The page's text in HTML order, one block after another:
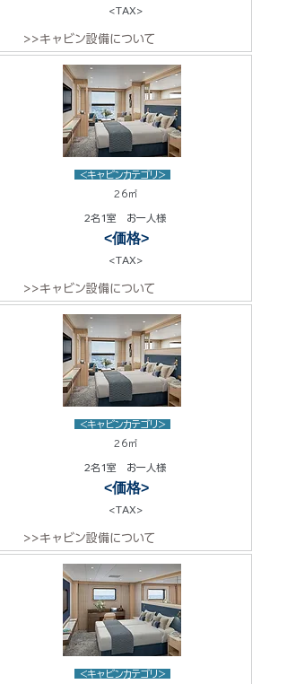
<TAX>
>>キャビン設備について
<キャビンカテゴリ>
26㎡
2名1室 お一人様
<価格>
<TAX>
>>キャビン設備について
<キャビンカテゴリ>
26㎡
2名1室 お一人様
<価格>
<TAX>
>>キャビン設備について
<キャビンカテゴリ>